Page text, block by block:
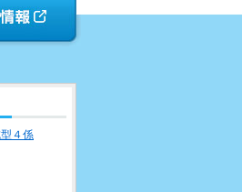
４係